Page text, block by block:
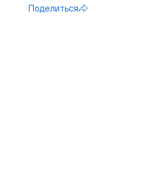
Поделиться